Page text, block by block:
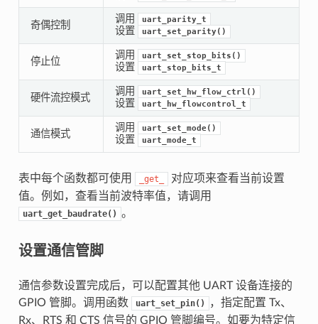
奇偶控制
调用 uart_parity_t
设置 uart_set_parity()
停止位
调用 uart_set_stop_bits()
设置 uart_stop_bits_t
硬件流控模式
调用 uart_set_hw_flow_ctrl()
设置 uart_hw_flowcontrol_t
通信模式
调用 uart_set_mode()
设置 uart_mode_t
表中每个函数都可使用 _get_
对应项来查看当前设置
值。例如，查看当前波特率值，请调用
uart_get_baudrate() 。
设置通信管脚
通信参数设置完成后，可以配置其他 UART 设备连接的
GPIO 管脚。调用函数
uart_set_pin()
，指定配置 Tx、
Rx、RTS 和 CTS 信号的 GPIO 管脚编号。如要为特定信